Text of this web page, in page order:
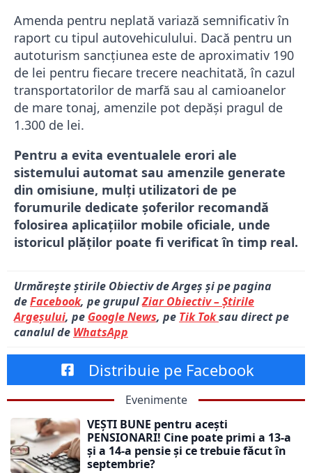
Amenda pentru neplată variază semnificativ în
raport cu tipul autovehiculului. Dacă pentru un
autoturism sancțiunea este de aproximativ 190
de lei pentru fiecare trecere neachitată, în cazul
transportatorilor de marfă sau al camioanelor
de mare tonaj, amenzile pot depăși pragul de
1.300 de lei.
Pentru a evita eventualele erori ale
sistemului automat sau amenzile generate
din omisiune, mulți utilizatori de pe
forumurile dedicate șoferilor recomandă
folosirea aplicațiilor mobile oficiale, unde
istoricul plăților poate fi verificat în timp real.
Urmărește știrile Obiectiv de Argeș și pe pagina
deFacebook, pe grupulZiar Obiectiv – Știrile
Argeșului, pe Google News, pe Tik Toksau direct pe
canalul de WhatsApp
Distribuie pe Facebook
Evenimente
VEȘTI BUNE pentru acești
PENSIONARI! Cine poate primi a 13-a
și a 14-a pensie și ce trebuie făcut în
septembrie?